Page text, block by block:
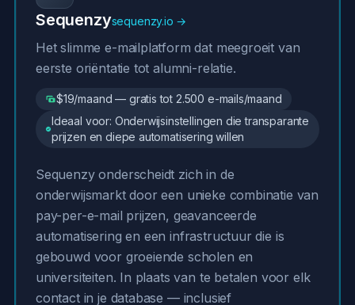
Sequenzysequenzy.io →
Het slimme e-mailplatform dat meegroeit van
eerste oriëntatie tot alumni-relatie.
$19/maand — gratis tot 2.500 e-mails/maand
Ideaal voor: Onderwijsinstellingen die transparante
prijzen en diepe automatisering willen
Sequenzy onderscheidt zich in de
onderwijsmarkt door een unieke combinatie van
pay-per-e-mail prijzen, geavanceerde
automatisering en een infrastructuur die is
gebouwd voor groeiende scholen en
universiteiten. In plaats van te betalen voor elk
contact in je database — inclusief